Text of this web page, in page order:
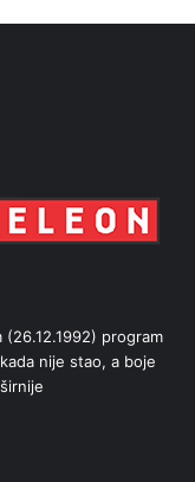
program
nije stao, a boje